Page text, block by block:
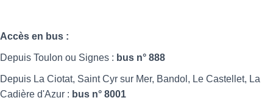
Accès en bus :
Depuis Toulon ou Signes : bus n° 888
Depuis La Ciotat, Saint Cyr sur Mer, Bandol, Le Castellet, La
Cadière d'Azur : bus n° 8001